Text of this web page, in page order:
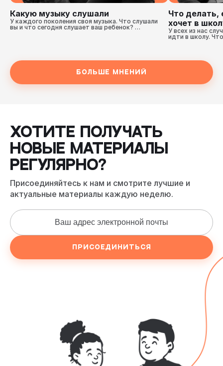
Какую музыку слушали
У каждого поколения своя музыка. Что слушали
вы и что сегодня слушает ваш ребенок?
Что делать,
хочет в
У всех из нас
идти в школу.
Больше мнений
ХОТИТЕ ПОЛУЧАТЬ
НОВЫЕ МАТЕРИАЛЫ
РЕГУЛЯРНО?
Присоединяйтесь к нам и смотрите лучшие и
актуальные материалы каждую неделю.
Присоединиться